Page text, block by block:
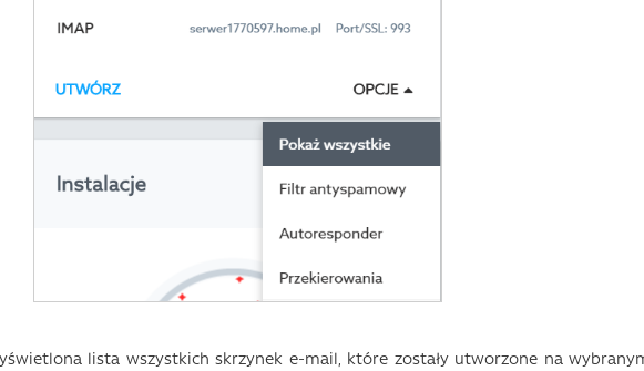
lista wszystkich skrzynek e-mail, które zostały utworzone na